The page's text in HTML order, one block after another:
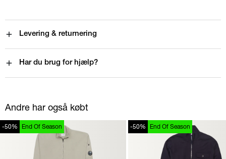
Levering & returnering
Har du brug for hjælp?
Andre har også købt
-50% End Of Season -50% End Of Season